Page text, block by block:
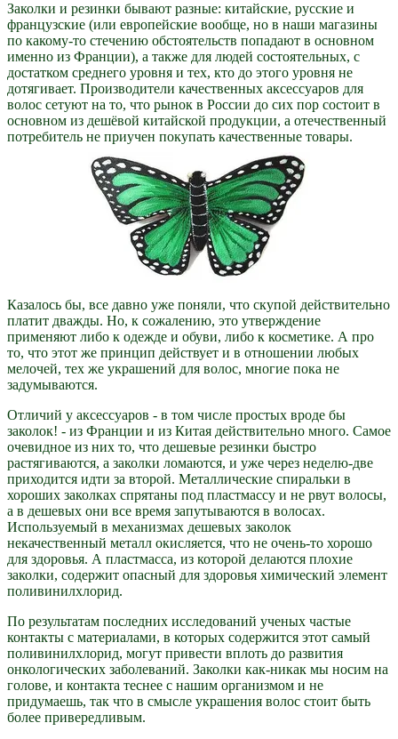
Заколки и резинки бывают разные: китайские, русские и
французские (или европейские вообще, но в наши магазины
по какому-то стечению обстоятельств попадают в основном
именно из Франции), а также для людей состоятельных, с
достатком среднего уровня и тех, кто до этого уровня не
дотягивает. Производители качественных аксессуаров для
волос сетуют на то, что рынок в России до сих пор состоит в
основном из дешёвой китайской продукции, а отечественный
потребитель не приучен покупать качественные товары.
Казалось бы, все давно уже поняли, что скупой действительно
платит дважды. Но, к сожалению, это утверждение
применяют либо к одежде и обуви, либо к косметике. А про
то, что этот же принцип действует и в отношении любых
мелочей, тех же украшений для волос, многие пока не
задумываются.
Отличий у аксессуаров - в том числе простых вроде бы
заколок! - из Франции и из Китая действительно много. Самое
очевидное из них то, что дешевые резинки быстро
растягиваются, а заколки ломаются, и уже через неделю-две
приходится идти за второй. Металлические спиральки в
хороших заколках спрятаны под пластмассу и не рвут волосы,
а в дешевых они все время запутываются в волосах.
Используемый в механизмах дешевых заколок
некачественный металл окисляется, что не очень-то хорошо
для здоровья. А пластмасса, из которой делаются плохие
заколки, содержит опасный для здоровья химический элемент
поливинилхлорид.
По результатам последних исследований ученых частые
контакты с материалами, в которых содержится этот самый
поливинилхлорид, могут привести вплоть до развития
онкологических заболеваний. Заколки как-никак мы носим на
голове, и контакта теснее с нашим организмом и не
придумаешь, так что в смысле украшения волос стоит быть
более привередливым.